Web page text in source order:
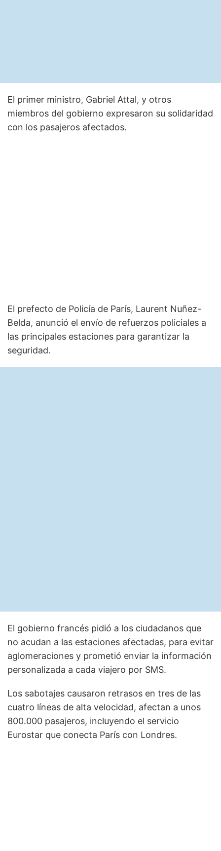
El primer ministro, Gabriel Attal, y otros
miembros del gobierno expresaron su solidaridad
con los pasajeros afectados.
El prefecto de Policía de París, Laurent Nuñez-
Belda, anunció el envío de refuerzos policiales a
las principales estaciones para garantizar la
seguridad.
El gobierno francés pidió a los ciudadanos que
no acudan a las estaciones afectadas, para evitar
aglomeraciones y prometió enviar la información
personalizada a cada viajero por SMS.
Los sabotajes causaron retrasos en tres de las
cuatro líneas de alta velocidad, afectan a unos
800.000 pasajeros, incluyendo el servicio
Eurostar que conecta París con Londres.